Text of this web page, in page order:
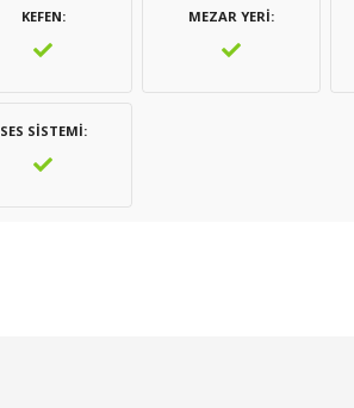
KEFEN MEZAR YERI
SES SISTEMI